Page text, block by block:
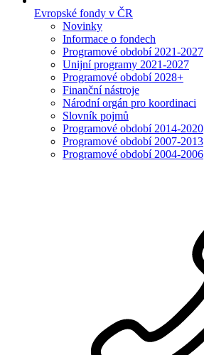
Evropské fondy v ČR
Novinky
Informace o fondech
Programové období 2021-2027
Unijní programy 2021-2027
Programové období 2028+
Finanční nástroje
Národní orgán pro koordinaci
Slovník pojmů
Programové období 2014-2020
Programové období 2007-2013
Programové období 2004-2006